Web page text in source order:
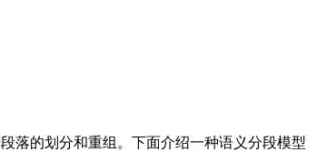
落的划分和重组。下面介绍一种语义分段模型